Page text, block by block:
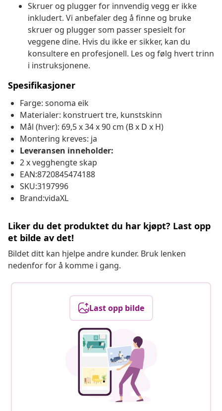
Skruer og plugger for innvendig vegg er ikke
inkludert. Vi anbefaler deg å finne og bruke
skruer og plugger som passer spesielt for
veggene dine. Hvis du ikke er sikker, kan du
konsultere en profesjonell. Les og følg hvert trinn
i instruksjonene.
Spesifikasjoner
Farge: sonoma eik
Materialer: konstruert tre, kunstskinn
Mål (hver): 69,5 x 34 x 90 cm (B x D x H)
Montering kreves: ja
Leveransen inneholder:
2 x vegghengte skap
EAN:8720845474188
SKU:3197996
Brand:vidaXL
Liker du det produktet du har kjøpt? Last opp
et bilde av det!
Bildet ditt kan hjelpe andre kunder. Bruk lenken
nedenfor for å komme i gang.
Last opp bilde